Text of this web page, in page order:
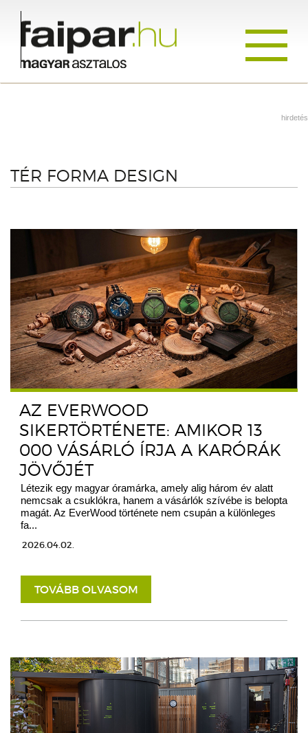
hirdetés
TÉR FORMA DESIGN
AZ EVERWOOD
SIKERTÖRTÉNETE: AMIKOR 13
000 VÁSÁRLÓ ÍRJA A KARÓRÁK
JÖVŐJÉT
Létezik egy magyar óramárka, amely alig három év alatt
nemcsak a csuklókra, hanem a vásárlók szívébe is belopta
magát. Az EverWood története nem csupán a különleges
fa...
2026.04.02.
TOVÁBB OLVASOM